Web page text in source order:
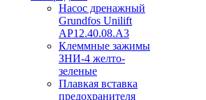
Насос дренажный
Grundfos Unilift
АP12.40.08.A3
Клеммные зажимы
ЗНИ-4 желто-
зеленые
Плавкая вставка
предохранителя